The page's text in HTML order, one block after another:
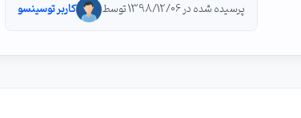
پرسیده شده در 1398/12/06 توسط کاربر توسینسو